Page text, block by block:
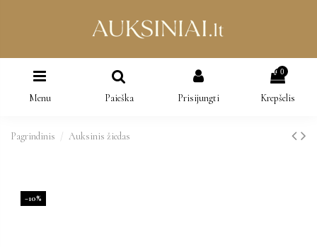
Menu Paieška Prisijungti
0
Krepšelis
Pagrindinis Auksinis žiedas
−10%